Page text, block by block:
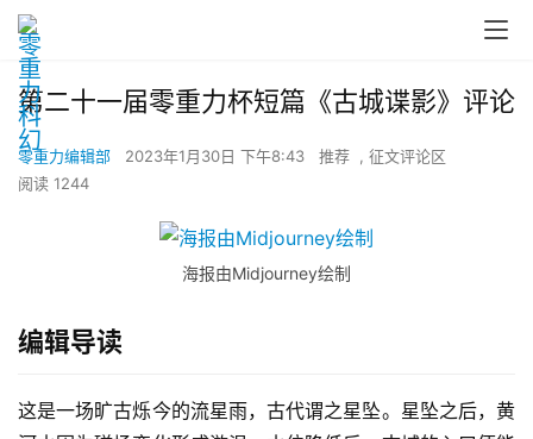
第二十一届零重力杯短篇《古城谍影》评论
零重力编辑部 2023年1月30日 下午8:43 推荐 , 征文评论区
阅读 1244
海报由Midjourney绘制
编辑导读
这是一场旷古烁今的流星雨，古代谓之星坠。星坠之后，黄